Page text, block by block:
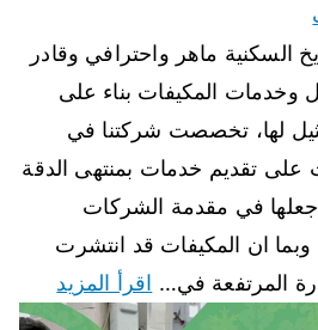
السكنية ماهر واحترافي وقادر
وخدمات المكيفات بناء على
لها، تخصصت شركتنا في
تقديم خدمات بمنتهى الدقة
جعلها في مقدمة الشركات
وبما ان المكيفات قد انتشرت
المرتفعة في… اقرأ المزيد